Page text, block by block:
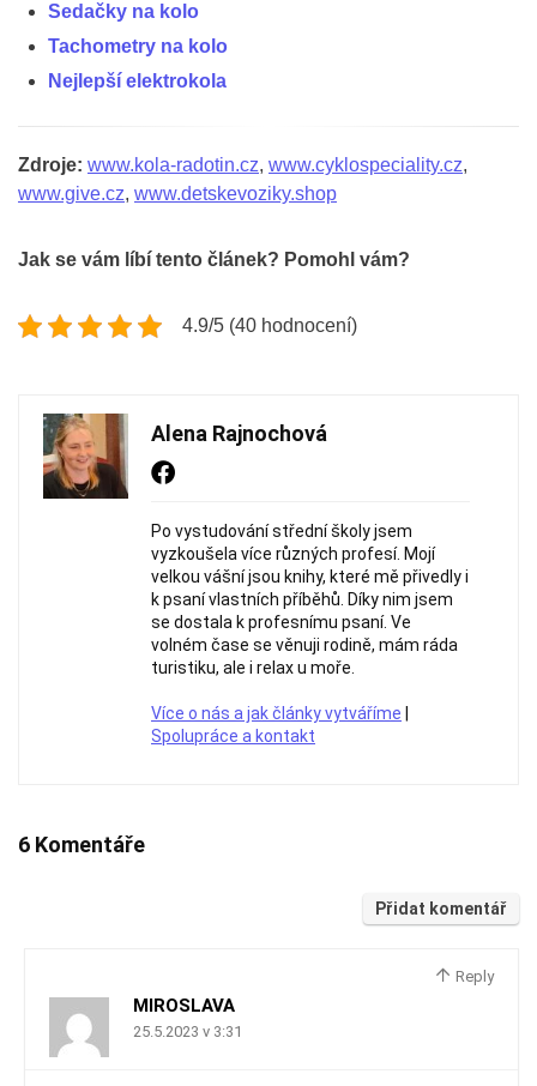
Sedačky na kolo
Tachometry na kolo
Nejlepší elektrokola
Zdroje: www.kola-radotin.cz, www.cyklospeciality.cz,
www.give.cz, www.detskevoziky.shop
Jak se vám líbí tento článek? Pomohl vám?
4.9/5 (40 hodnocení)
Alena Rajnochová
Po vystudování střední školy jsem
vyzkoušela více různých profesí. Mojí
velkou vášní jsou knihy, které mě přivedly i
k psaní vlastních příběhů. Díky nim jsem
se dostala k profesnímu psaní. Ve
volném čase se věnuji rodině, mám ráda
turistiku, ale i relax u moře.
Více o nás a jak články vytváříme
Spolupráce a kontakt
6 Komentáře
Přidat komentář
Reply
MIROSLAVA
25.5.2023 v 3:31